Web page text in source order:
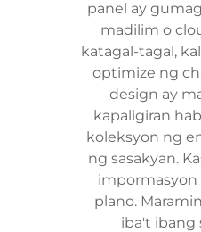
panel ay
madilim o
katagal-tagal,
optimize ng
design ay
kapaligiran
koleksyon ng
ng sasakyan.
impormasyon
plano.
iba't ibang